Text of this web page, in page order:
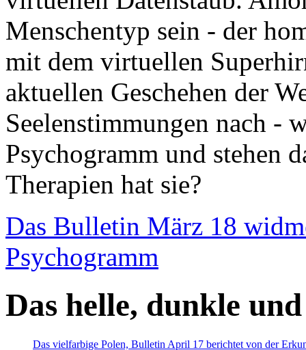
Menschentyp sein - der
mit dem virtuellen
aktuellen Geschehen der
Seelenstimmungen nach -
Psychogramm und stehen
Therapien hat sie?
Das Bulletin März 18
Psychogramm
Das helle, dunkle
Das vielfarbige Polen, Bulletin April 17 berichtet von der